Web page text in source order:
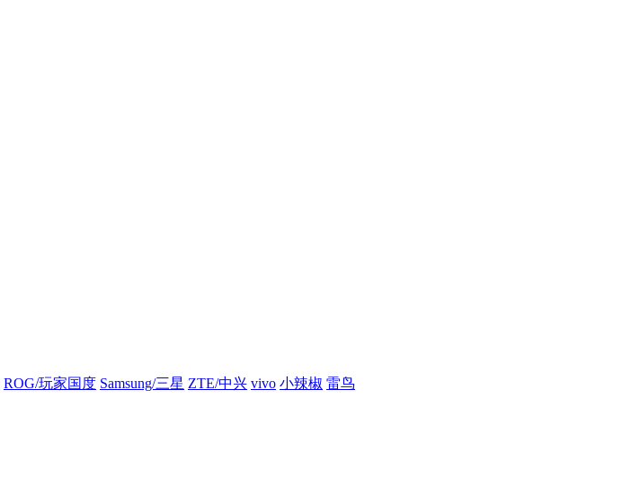
ROG/玩家国度 Samsung/三星 ZTE/中兴 vivo 小辣椒 雷鸟